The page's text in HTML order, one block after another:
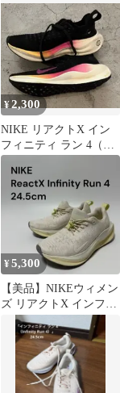
¥2,300
NIKE リアクトX イン
フィニティ ラン 4（ウ
ィメンズ） サイズ
22.5cm
¥5,300
【美品】NIKEウィメン
ズ リアクトX インフィ
ニティ ラン 4 24.5cm